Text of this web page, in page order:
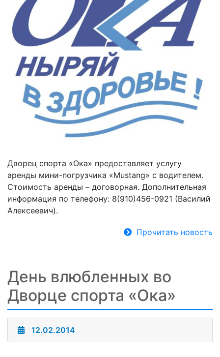
Дворец спорта «Ока» предоставляет услугу
аренды мини-погрузчика «Mustang» с водителем.
Стоимость аренды – договорная. Дополнительная
информация по телефону: 8(910)456-0921 (Василий
Алексеевич).
Прочитать новость
День влюбленных во
Дворце спорта «Ока»
12.02.2014